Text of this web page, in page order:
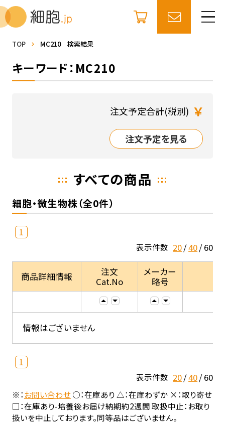
TOP MC210 検索結果
キーワード：MC210
注文予定合計(税別) ￥
注文予定を見る
すべての商品
細胞・微生物株（全0件）
1
表示件数 20 40 60
商品詳細情報
注文
Cat.No
メーカー
略号
情報はございません
1
表示件数 20 40 60
※：お問い合わせ○：在庫あり △：在庫わずか ×：取り寄せ
□：在庫あり-培養後お届け納期約2週間 取扱中止：お取り
扱いを中止しております。同等品はございません。